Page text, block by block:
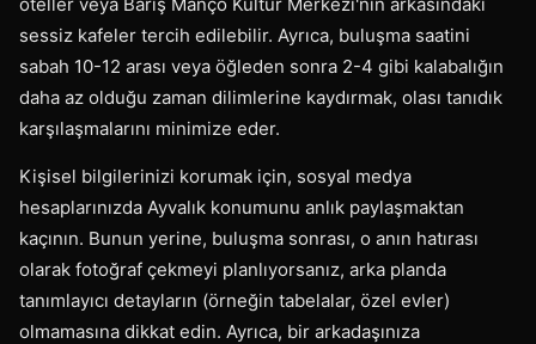
sessiz kafeler tercih edilebilir. Ayrıca, buluşma saatini
sabah 10-12 arası veya öğleden sonra 2-4 gibi kalabalığın
daha az olduğu zaman dilimlerine kaydırmak, olası tanıdık
karşılaşmalarını minimize eder.
Kişisel bilgilerinizi korumak için, sosyal medya
hesaplarınızda Ayvalık konumunu anlık paylaşmaktan
kaçının. Bunun yerine, buluşma sonrası, o anın hatırası
olarak fotoğraf çekmeyi planlıyorsanız, arka planda
tanımlayıcı detayların (örneğin tabelalar, özel evler)
olmamasına dikkat edin. Ayrıca, bir arkadaşınıza